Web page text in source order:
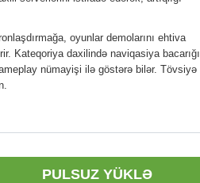
oyunlar demolarını ehtiva
Kateqoriya daxilində naviqasiya bacarığı
nümayişi ilə göstərə bilər. Tövsiyə
PULSUZ YÜKLƏ